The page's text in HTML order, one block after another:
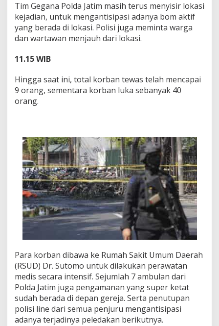
Tim Gegana Polda Jatim masih terus menyisir lokasi
kejadian, untuk mengantisipasi adanya bom aktif
yang berada di lokasi. Polisi juga meminta warga
dan wartawan menjauh dari lokasi.
11.15 WIB
Hingga saat ini, total korban tewas telah mencapai
9 orang, sementara korban luka sebanyak 40
orang.
Para korban dibawa ke Rumah Sakit Umum Daerah
(RSUD) Dr. Sutomo untuk dilakukan perawatan
medis secara intensif. Sejumlah 7 ambulan dari
Polda Jatim juga pengamanan yang super ketat
sudah berada di depan gereja. Serta penutupan
polisi line dari semua penjuru mengantisipasi
adanya terjadinya peledakan berikutnya.